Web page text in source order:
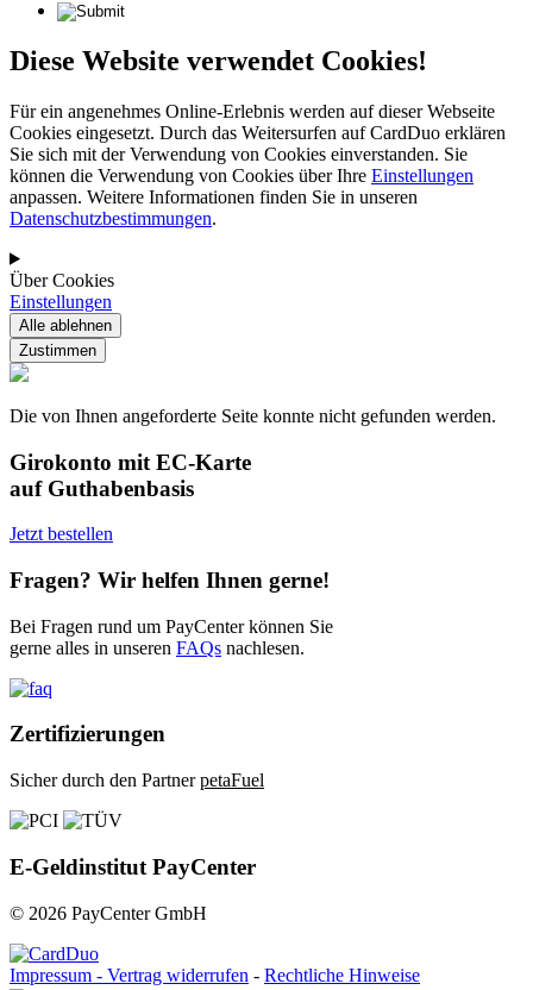
Diese Website verwendet Cookies!
Für ein angenehmes Online-Erlebnis werden auf dieser Webseite
Cookies eingesetzt. Durch das Weitersurfen auf CardDuo erklären
Sie sich mit der Verwendung von Cookies einverstanden. Sie
können die Verwendung von Cookies über Ihre Einstellungen
anpassen. Weitere Informationen finden Sie in unseren
Datenschutzbestimmungen.
Über Cookies
Einstellungen
Die von Ihnen angeforderte Seite konnte nicht gefunden werden.
Girokonto mit EC-Karte
auf Guthabenbasis
Jetzt bestellen
Fragen? Wir helfen Ihnen gerne!
Bei Fragen rund um PayCenter können Sie
gerne alles in unseren FAQs nachlesen.
Zertifizierungen
Sicher durch den PartnerpetaFuel
E-Geldinstitut PayCenter
© 2026 PayCenter GmbH
Impressum - Vertrag widerrufen - Rechtliche Hinweise